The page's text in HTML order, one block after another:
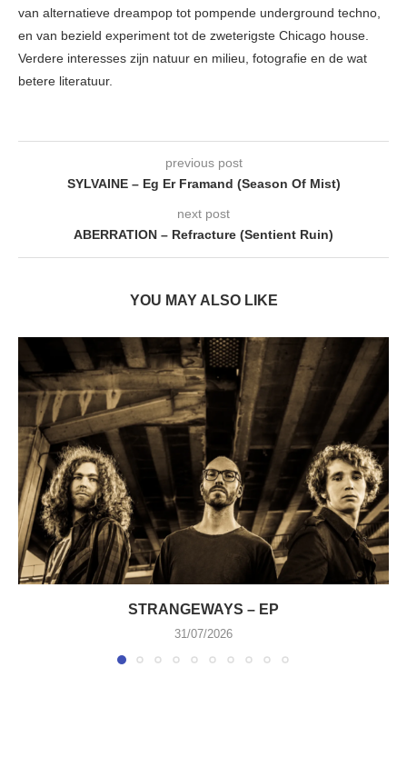
van alternatieve dreampop tot pompende underground techno,
en van bezield experiment tot de zweterigste Chicago house.
Verdere interesses zijn natuur en milieu, fotografie en de wat
betere literatuur.
previous post
SYLVAINE – Eg Er Framand (Season Of Mist)
next post
ABERRATION – Refracture (Sentient Ruin)
YOU MAY ALSO LIKE
STRANGEWAYS – EP
31/07/2026